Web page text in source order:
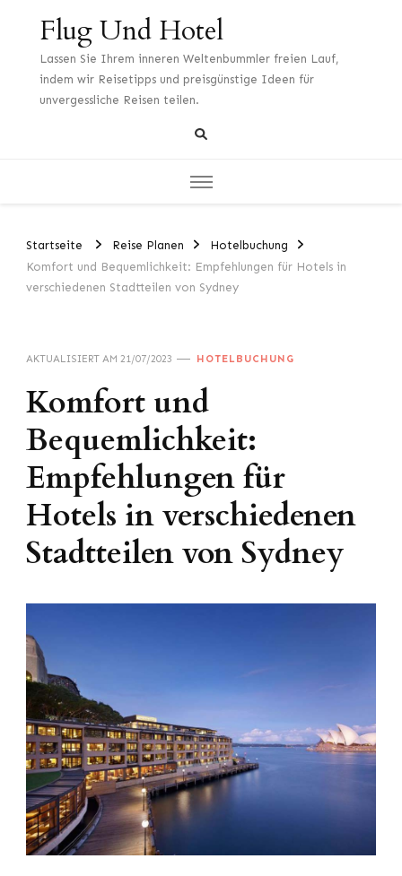
Flug Und Hotel
Lassen Sie Ihrem inneren Weltenbummler freien Lauf,
indem wir Reisetipps und preisgünstige Ideen für
unvergessliche Reisen teilen.
Startseite Reise Planen
Hotelbuchung
Komfort und Bequemlichkeit: Empfehlungen für Hotels in
verschiedenen Stadtteilen von Sydney
AKTUALISIERT AM 21/07/2023 HOTELBUCHUNG
Komfort und
Bequemlichkeit:
Empfehlungen für
Hotels in verschiedenen
Stadtteilen von Sydney